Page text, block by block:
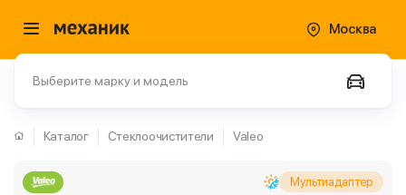
Москва
Выберите марку и модель
Каталог Стеклоочистители Valeo
Мультиадаптер